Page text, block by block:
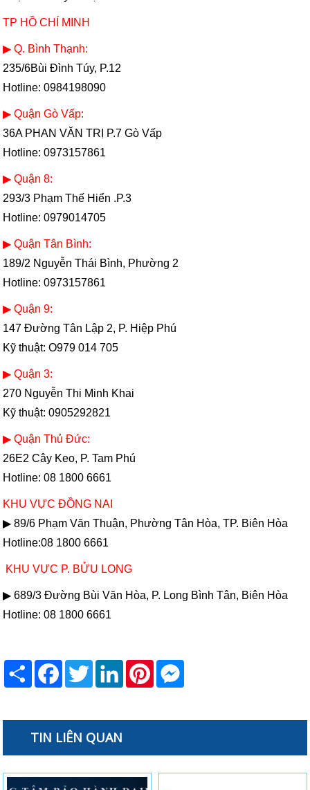
TP HỒ CHÍ MINH
▶ Q. Bình Thạnh:
235/6Bùi Đình Túy, P.12
Hotline: 0984198090
▶ Quận Gò Vấp:
36A PHAN VĂN TRỊ P.7 Gò Vấp
Hotline: 0973157861
▶ Quận 8:
293/3 Phạm Thế Hiển .P.3
Hotline: 0979014705
▶ Quận Tân Bình:
189/2 Nguyễn Thái Bình, Phường 2
Hotline: 0973157861
▶ Quận 9:
147 Đường Tân Lập 2, P. Hiệp Phú
Kỹ thuật:O979 014 705
▶ Quận 3:
270 Nguyễn Thi Minh Khai
Kỹ thuật: 0905292821
▶ Quận Thủ Đức:
26E2 Cây Keo, P. Tam Phú
Hotline:08 1800 6661
KHU VỰC ĐỒNG NAI
▶ 89/6 Phạm Văn Thuận, Phường Tân Hòa, TP. Biên Hòa
Hotline:08 1800 6661
KHU VỰC P. BỬU LONG
▶ 689/3 Đường Bùi Văn Hòa, P. Long Bình Tân, Biên Hòa
Hotline:08 1800 6661
Share FacebookTwitter LinkedInPinterest
TIN LIÊN QUAN